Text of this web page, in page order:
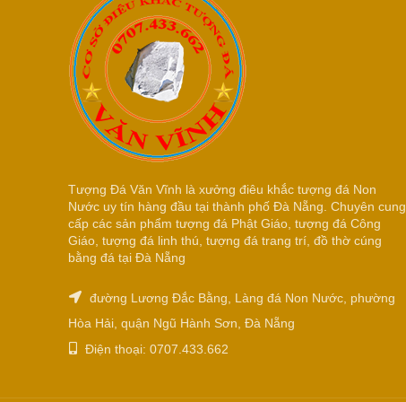
Tượng Đá Văn Vĩnh là xưởng điêu khắc tượng đá Non
Nước uy tín hàng đầu tại thành phố Đà Nẵng. Chuyên cung
cấp các sản phẩm tượng đá Phật Giáo, tượng đá Công
Giáo, tượng đá linh thú, tượng đá trang trí, đồ thờ cúng
bằng đá tại Đà Nẵng
đường Lương Đắc Bằng, Làng đá Non Nước, phường
Hòa Hải, quận Ngũ Hành Sơn, Đà Nẵng
Điện thoại: 0707.433.662